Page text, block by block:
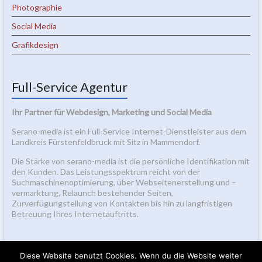
Photographie
Social Media
Grafikdesign
Full-Service Agentur
Ihr Partner für Webdesign, Marketing und Social Media
Serano-media ist ein Full-Service Internet-Dienstleister aus dem
Landkreis Fürstenfeldbruck mit Sitz in Mammendorf.
Die Stärke von serano-media ist die persönliche Identifikation mit
den Kunden. Das Leistungsspektrum reicht von der
Suchmaschinenoptimierung, über Webseitenerstellung und –
vermarktung, Relaunch bestehender Seiten,
Zurverfügungstellung von Kontakten bis hin zu langfristigen
Betreuung Ihres Internetauftritts.
Diese Website benutzt Cookies. Wenn du die Website weiter